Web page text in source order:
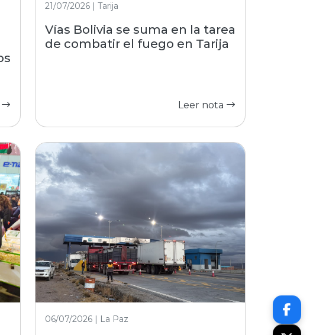
21/07/2026 | Tarija
Vías Bolivia se suma en la tarea
de combatir el fuego en Tarija
Leer nota
06/07/2026 | La Paz